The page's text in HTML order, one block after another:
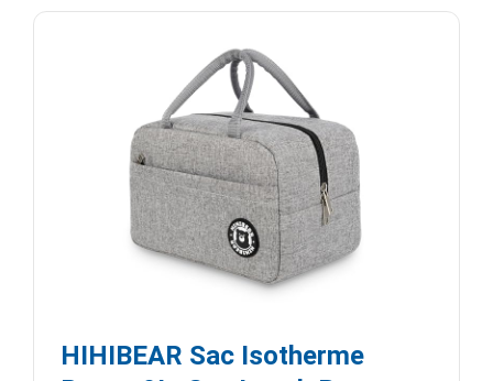
HIHIBEAR Sac Isotherme